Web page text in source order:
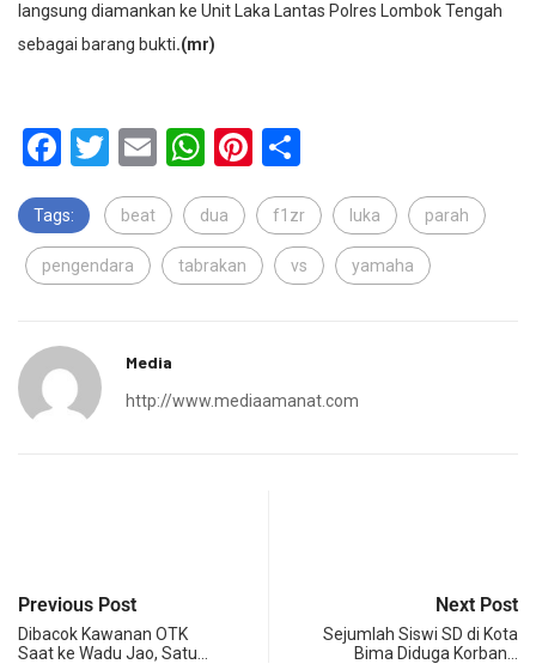
langsung diamankan ke Unit Laka Lantas Polres Lombok Tengah
sebagai barang bukti.(mr)
Facebook
Twitter
EmailWhatsApp
Pinterest
Tags: beat dua f1zr luka parah
pengendara tabrakan vs yamaha
Media
http://www.mediaamanat.com
Previous Post
Dibacok Kawanan OTK
Saat ke Wadu Jao, Satu…
Next Post
Sejumlah Siswi SD di Kota
Bima Diduga Korban…